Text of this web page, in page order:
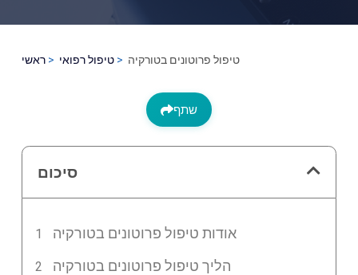
ראשי טיפול רפואי טיפול פרוטונים בטורקיה
שתף
סיכום
אודות טיפול פרוטונים בטורקיה
הליך טיפול פרוטונים בטורקיה